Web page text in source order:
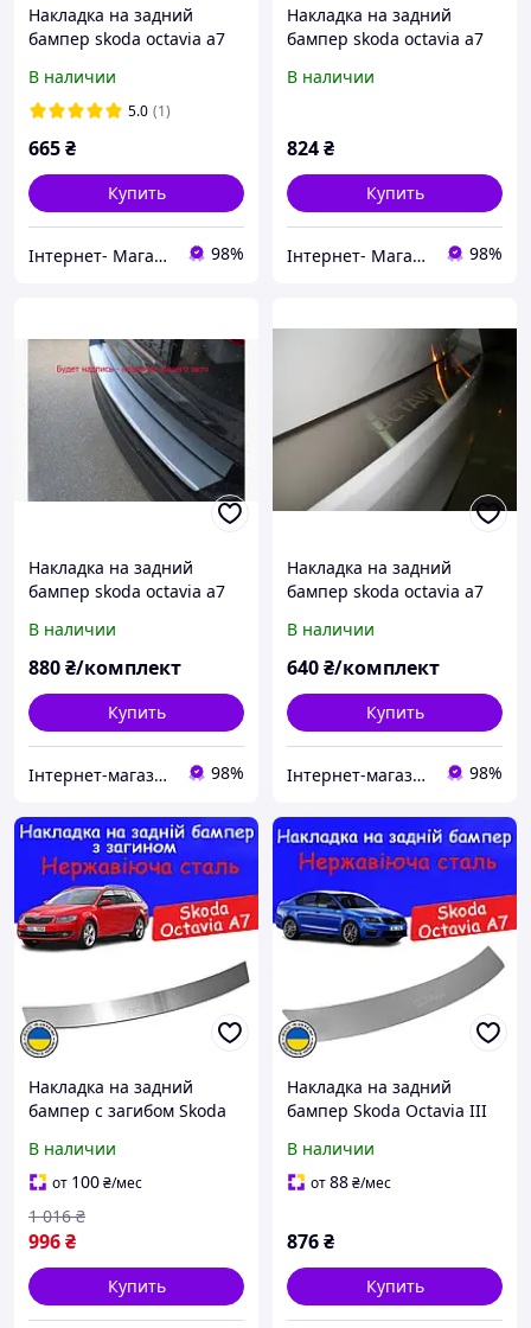
Накладка на задний
бампер skoda octavia a7
логотипом, без загиба.
нерж.
В наличии
5.0 (1)
665₴
Купить
Інтернет- Магазин "Stuning" 98%
Накладка на задний
бампер skoda octavia a7
загибом. нерж. Турция
В наличии
824₴
Купить
Інтернет- Магазин "Stuning" 98%
Накладка на задний
бампер skoda octavia a7
логотипом, с загибом.
нерж.
В наличии
880₴/комплект
Купить
Інтернет-магазин "Mixtuning" 98%
Накладка на задний
бампер skoda octavia a7
логотипом, без загиба.
нерж.
В наличии
640₴/комплект
Купить
Інтернет-магазин "Mixtuning" 98%
Накладка на задний
бампер с загибом Skoda
Октавия 2013-2020
универсал Тюнинг
накладка защитная
Хромированая
В наличии
от 100₴/мес
996₴
1 016 ₴
Купить
Накладка на задний
бампер Skoda Octavia III
2020 Защитная накладка
бампера
В наличии
от88₴/мес
876₴
Купить